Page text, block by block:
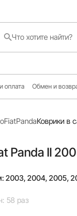
оплата Обмен и
FiatPandaКоврики в
Panda II
2003, 2004, 2005,
58 раз